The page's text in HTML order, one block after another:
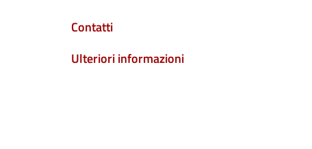
Contatti
Ulteriori informazioni